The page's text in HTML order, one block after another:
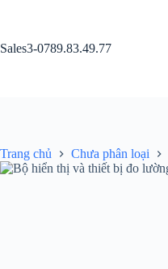
nội
Sales3-0789.83.49.77
Trang chủ Chưa phân loại